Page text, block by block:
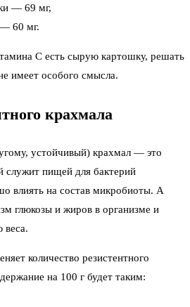
— 69 мг,
60 мг.
С есть сырую картошку, решать
имеет особого смысла.
крахмала
устойчивый) крахмал — это
служит пищей для бактерий
влиять на состав микробиоты. А
глюкозы и жиров в организме и
веса.
количество резистентного
на 100 г будет таким: